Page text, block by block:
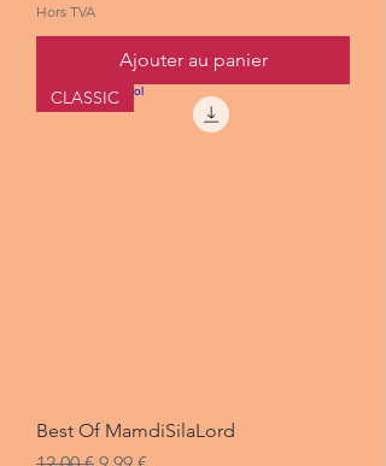
Hors TVA
Ajouter au panier
CLASSIC
Best Of MamdiSilaLord
Prix originalPrix promotionnel